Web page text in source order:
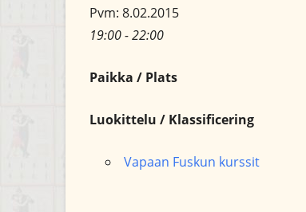
Pvm: 8.02.2015
19:00 - 22:00
Paikka / Plats
Luokittelu / Klassificering
Vapaan Fuskun kurssit